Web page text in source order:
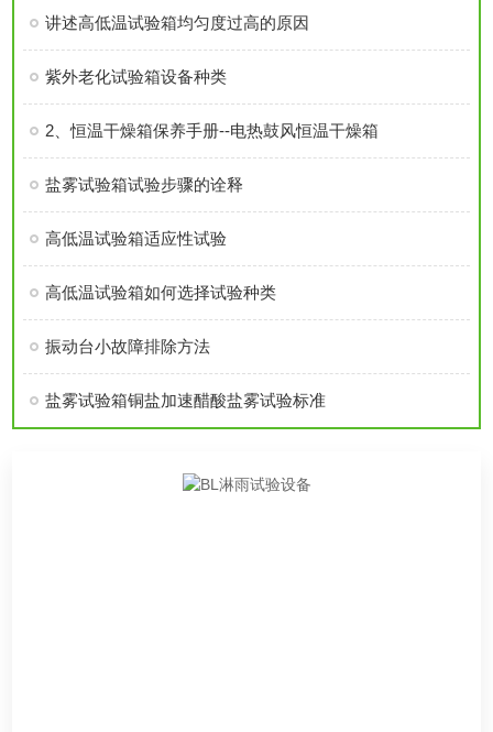
讲述高低温试验箱均匀度过高的原因
紫外老化试验箱设备种类
2、恒温干燥箱保养手册--电热鼓风恒温干燥箱
盐雾试验箱试验步骤的诠释
高低温试验箱适应性试验
高低温试验箱如何选择试验种类
振动台小故障排除方法
盐雾试验箱铜盐加速醋酸盐雾试验标准